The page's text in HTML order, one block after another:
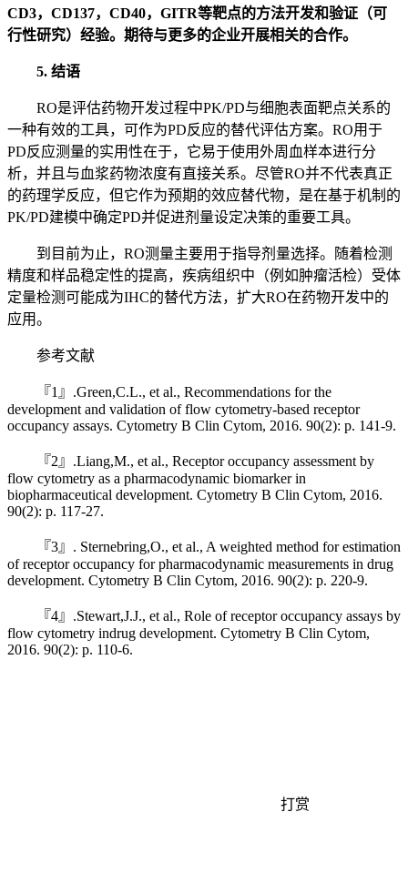
CD3，CD137，CD40，GITR等靶点的方法开发和验证（可
行性研究）经验。期待与更多的企业开展相关的合作。
5. 结语
RO是评估药物开发过程中PK/PD与细胞表面靶点关系的
一种有效的工具，可作为PD反应的替代评估方案。RO用于
PD反应测量的实用性在于，它易于使用外周血样本进行分
析，并且与血浆药物浓度有直接关系。尽管RO并不代表真正
的药理学反应，但它作为预期的效应替代物，是在基于机制的
PK/PD建模中确定PD并促进剂量设定决策的重要工具。
到目前为止，RO测量主要用于指导剂量选择。随着检测
精度和样品稳定性的提高，疾病组织中（例如肿瘤活检）受体
定量检测可能成为IHC的替代方法，扩大RO在药物开发中的
应用。
参考文献
『1』.Green,C.L., et al., Recommendations for the
development and validation of flow cytometry-based receptor
occupancy assays. Cytometry B Clin Cytom, 2016. 90(2): p. 141-9.
『2』.Liang,M., et al., Receptor occupancy assessment by
flow cytometry as a pharmacodynamic biomarker in
biopharmaceutical development. Cytometry B Clin Cytom, 2016.
90(2): p. 117-27.
『3』. Sternebring,O., et al., A weighted method for estimation
of receptor occupancy for pharmacodynamic measurements in drug
development. Cytometry B Clin Cytom, 2016. 90(2): p. 220-9.
『4』.Stewart,J.J., et al., Role of receptor occupancy assays by
flow cytometry indrug development. Cytometry B Clin Cytom,
2016. 90(2): p. 110-6.
打赏